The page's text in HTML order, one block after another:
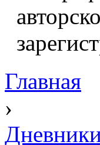
Главная
›